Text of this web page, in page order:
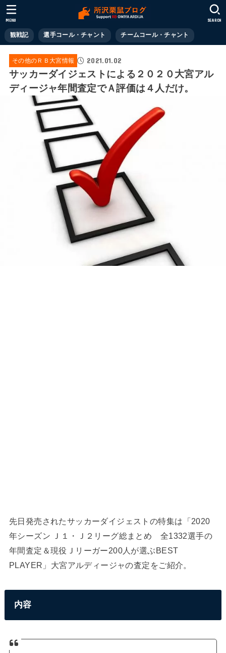
観戦記 選手コール・チャント チームコール・チャント
SEARCH
MENU
その他のＲＢ大宮情報 2021.01.02
サッカーダイジェストによる２０２０大宮アル
ディージャ年間査定でＡ評価は４人だけ。
先日発売されたサッカーダイジェストの特集は「2020
年シーズン Ｊ１・Ｊ２リーグ総まとめ 全1332選手の
年間査定＆現役Ｊリーガー200人が選ぶBEST
PLAYER」大宮アルディージャの査定をご紹介。
内容